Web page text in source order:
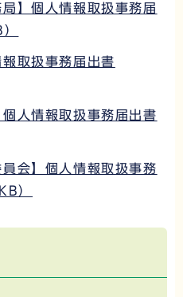
局】個人情報取扱事務届
報取扱事務届出書
個人情報取扱事務届出書
員会】個人情報取扱事務
）